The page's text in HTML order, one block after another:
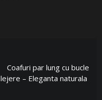
Coafuri par lung cu bucle
lejere – Eleganta naturala